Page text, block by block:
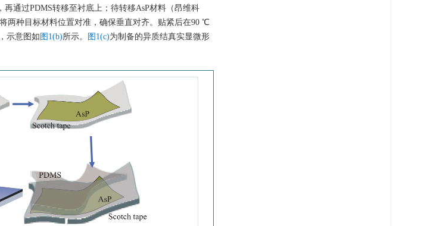
通过PDMS转移至衬底上；待转移AsP材料（昂维科
两种目标材料位置对准，确保垂直对齐。贴紧后在90 ℃
示意图如 图1(b)所示。 图1(c)为制备的异质结真实显微形